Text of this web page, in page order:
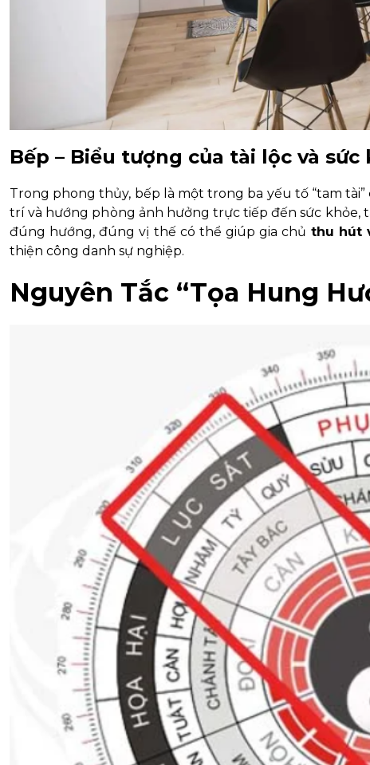
Bếp – Biểu tượng của tài lộc và sức
Trong phong thủy, bếp là một trong ba yếu tố “tam tài”
trí và hướng phòng ảnh hưởng trực tiếp đến sức khỏe,
đúng hướng, đúng vị thế có thể giúp gia chủ thu hút
thiện công danh sự nghiệp.
Nguyên Tắc “Tọa Hung